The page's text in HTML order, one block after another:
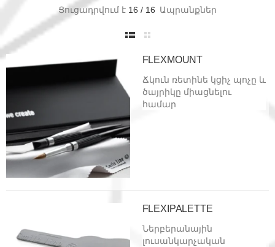
Ցուցադրվում է 16 / 16 Ապրանքներ
FLEXMOUNT
Ճկուն ռետինե կցիչ պոչը և
ծայրիկը միացնելու
համար
FLEXIPALETTE
Ներբերանային
լուսանկարչական